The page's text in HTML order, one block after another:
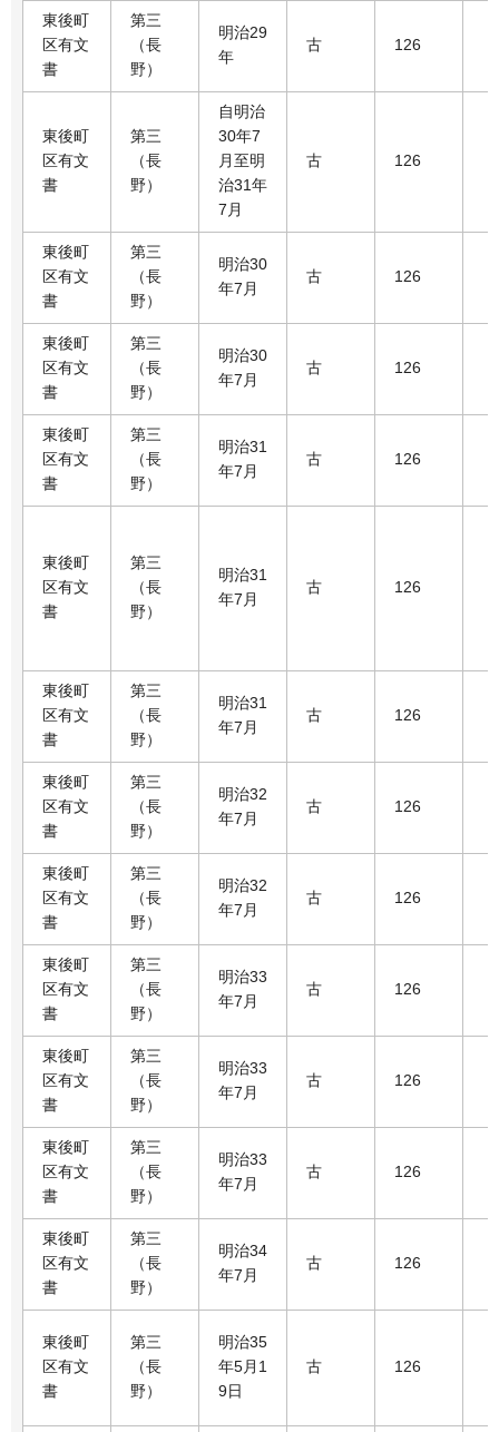
東後町
区有文
書
第三
（長
野）
明治29
年
古 126
東後町
区有文
書
第三
（長
野）
自明治
30年7
月至明
治31年
7月
古 126
東後町
区有文
書
第三
（長
野）
明治30
年7月
古 126
東後町
区有文
書
第三
（長
野）
明治30
年7月
古 126
東後町
区有文
書
第三
（長
野）
明治31
年7月
古 126
東後町
区有文
書
第三
（長
野）
明治31
年7月
古 126
東後町
区有文
書
第三
（長
野）
明治31
年7月
古 126
東後町
区有文
書
第三
（長
野）
明治32
年7月
古 126
東後町
区有文
書
第三
（長
野）
明治32
年7月
古 126
東後町
区有文
書
第三
（長
野）
明治33
年7月
古 126
東後町
区有文
書
第三
（長
野）
明治33
年7月
古 126
東後町
区有文
書
第三
（長
野）
明治33
年7月
古 126
東後町
区有文
書
第三
（長
野）
明治34
年7月
古 126
東後町
区有文
書
第三
（長
野）
明治35
年5月1
9日
古 126